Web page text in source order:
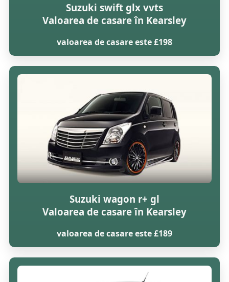
Suzuki swift glx vvts
Valoarea de casare în Kearsley
valoarea de casare este £198
Suzuki wagon r+ gl
Valoarea de casare în Kearsley
valoarea de casare este £189